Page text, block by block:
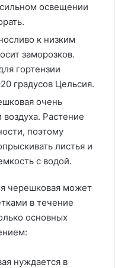
освещении
к низким
заморозков.
гортензии
градусов Цельсия.
очень
Растение
поэтому
листья и
с водой.
черешковая может
в течение
основных
нуждается в